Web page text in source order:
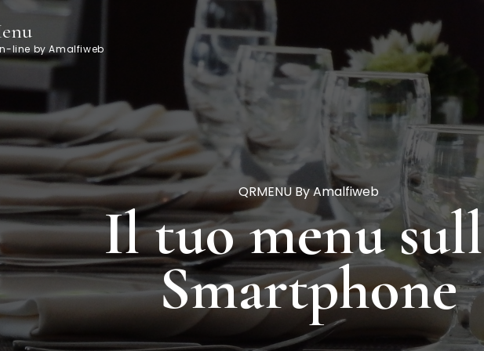
line by Amalfiweb
QRMENU By Amalfiweb
Il tuo menu
Smartphone